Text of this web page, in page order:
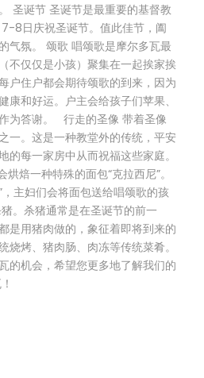
圣诞节 圣诞节是最重要的基督教
8日庆祝圣诞节。值此佳节，阖
气氛。 颂歌 唱颂歌是摩尔多瓦最
不仅仅是小孩）聚集在一起挨家挨
户住户都会期待颂歌的到来，因为
康和好运。户主会给孩子们苹果、
为答谢。 行走的圣像 带着圣像
一。这是一种教堂外的传统，平安
的每一家房中从而祝福这些家庭。
焙一种特殊的面包“克拉西尼”。
主妇们会将面包送给唱颂歌的孩
。杀猪通常是在圣诞节的前一
是用猪肉做的，象征着即将到来的
烧烤、猪肉肠、肉冻等传统菜肴。
的机会，希望您更多地了解我们的
瓦！